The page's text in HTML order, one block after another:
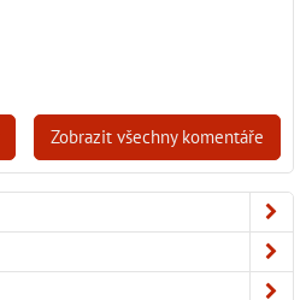
Zobrazit všechny komentáře